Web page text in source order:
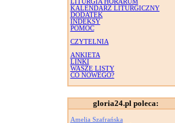
LITURGIA HORARUM
KALENDARZ LITURGICZNY
DODATEK
INDEKSY
POMOC
CZYTELNIA
ANKIETA
LINKI
WASZE LISTY
CO NOWEGO?
gloria24.pl poleca:
Amelia Szafrańska